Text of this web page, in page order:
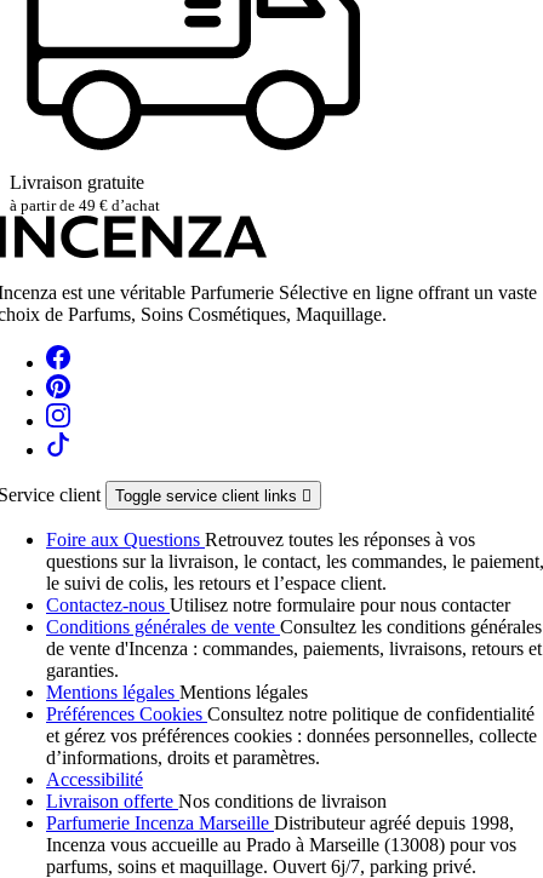
Livraison gratuite
à partir de 49 € d’achat
est une véritable Parfumerie Sélective en ligne offrant un vaste
de Parfums, Soins Cosmétiques, Maquillage.
client Toggle service client links 
Foire aux Questions Retrouvez toutes les réponses à vos
questions sur la livraison, le contact, les commandes, le paiement,
le suivi de colis, les retours et l’espace client.
Contactez-nous Utilisez notre formulaire pour nous contacter
Conditions générales de vente Consultez les conditions générales
de vente d'Incenza : commandes, paiements, livraisons, retours et
garanties.
Mentions légales Mentions légales
Préférences Cookies Consultez notre politique de confidentialité
et gérez vos préférences cookies : données personnelles, collecte
d’informations, droits et paramètres.
Accessibilité
Livraison offerte Nos conditions de livraison
Parfumerie Incenza Marseille Distributeur agréé depuis 1998,
Incenza vous accueille au Prado à Marseille (13008) pour vos
parfums, soins et maquillage. Ouvert 6j/7, parking privé.